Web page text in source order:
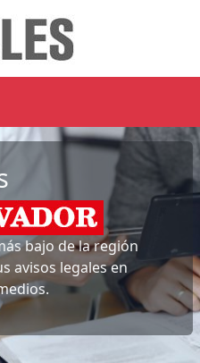
bajo de la región
avisos legales en